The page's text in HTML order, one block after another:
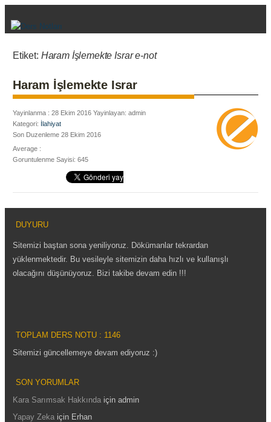
Etiket: Haram İşlemekte Israr e-not
Haram İşlemekte Israr
Yayinlanma : 28 Ekim 2016 Yayinlayan: admin
Kategori: İlahiyat
Son Duzenleme 28 Ekim 2016
Average :
Goruntulenme Sayisi: 645
DUYURU
Sitemizi baştan sona yeniliyoruz. Dökümanlar tekrardan
yüklenmektedir. Bu vesileyle sitemizin daha hızlı ve kullanışlı
olacağını düşünüyoruz. Bizi takibe devam edin !!!
TOPLAM DERS NOTU : 1146
Sitemizi güncellemeye devam ediyoruz :)
SON YORUMLAR
Kara Sarımsak Hakkındaiçin admin
Yapay Zekaiçin Erhan